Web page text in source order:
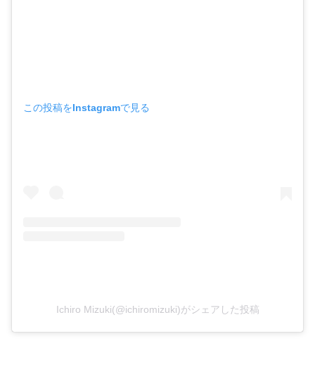
この投稿をInstagramで見る
Ichiro Mizuki(@ichiromizuki)がシェアした投稿